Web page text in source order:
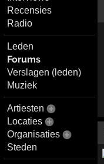
Recensies
Radio
Leden
Forums
Verslagen (leden)
Muziek
Artiesten
Locaties
Organisaties
Steden